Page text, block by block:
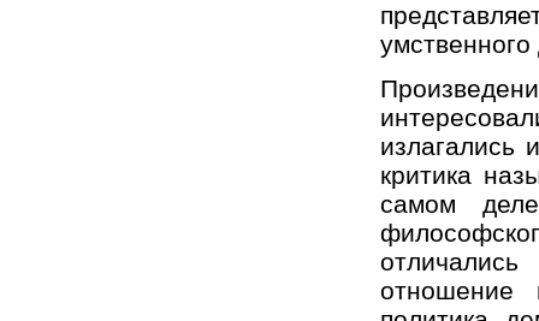
излагались
критика
самом
отношение